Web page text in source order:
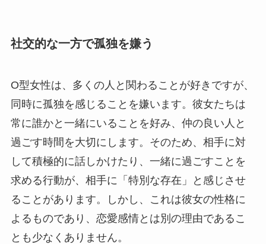
社交的な一方で孤独を嫌う
O型女性は、多くの人と関わることが好きですが、
同時に孤独を感じることを嫌います。彼女たちは
常に誰かと一緒にいることを好み、仲の良い人と
過ごす時間を大切にします。そのため、相手に対
して積極的に話しかけたり、一緒に過ごすことを
求める行動が、相手に「特別な存在」と感じさせ
ることがあります。しかし、これは彼女の性格に
よるものであり、恋愛感情とは別の理由であるこ
とも少なくありません。